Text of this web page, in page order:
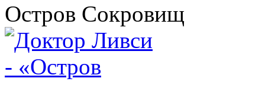
Остров Сокровищ